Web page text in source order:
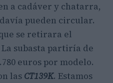
a cadáver y chatarra,
pueden circular.
se retirara el
subasta partiría de
euros por modelo.
las CT139K. Estamos